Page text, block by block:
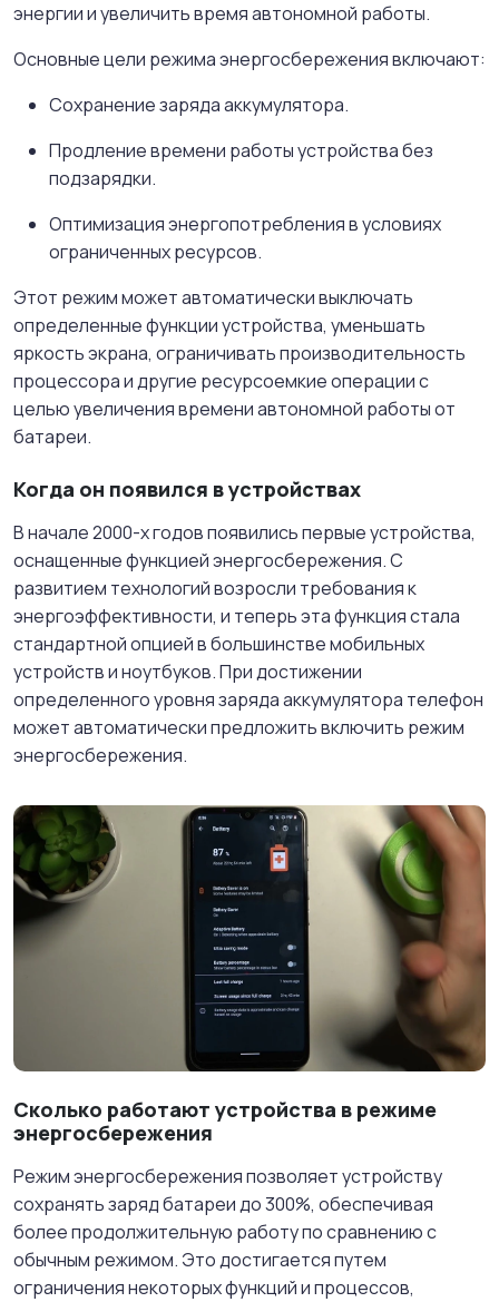
энергии и увеличить время автономной работы.
Основные цели режима энергосбережения включают:
Сохранение заряда аккумулятора.
Продление времени работы устройства без
подзарядки.
Оптимизация энергопотребления в условиях
ограниченных ресурсов.
Этот режим может автоматически выключать
определенные функции устройства, уменьшать
яркость экрана, ограничивать производительность
процессора и другие ресурсоемкие операции с
целью увеличения времени автономной работы от
батареи.
Когда он появился в устройствах
В начале 2000-х годов появились первые устройства,
оснащенные функцией энергосбережения. С
развитием технологий возросли требования к
энергоэффективности, и теперь эта функция стала
стандартной опцией в большинстве мобильных
устройств и ноутбуков. При достижении
определенного уровня заряда аккумулятора телефон
может автоматически предложить включить режим
энергосбережения.
Сколько работают устройства в режиме
энергосбережения
Режим энергосбережения позволяет устройству
сохранять заряд батареи до 300%, обеспечивая
более продолжительную работу по сравнению с
обычным режимом. Это достигается путем
ограничения некоторых функций и процессов,